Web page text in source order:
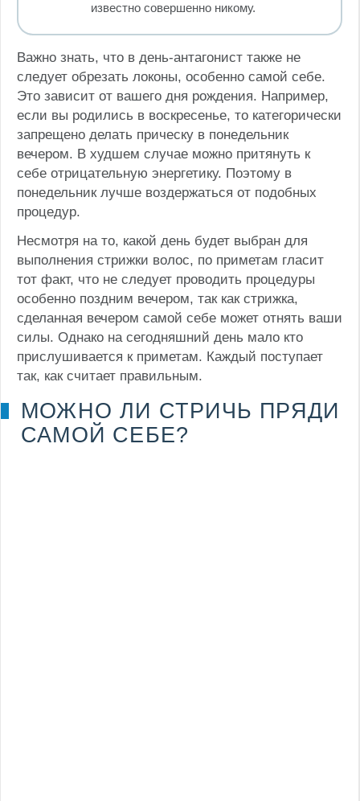
известно совершенно никому.
Важно знать, что в день-антагонист также не
следует обрезать локоны, особенно самой себе.
Это зависит от вашего дня рождения. Например,
если вы родились в воскресенье, то категорически
запрещено делать прическу в понедельник
вечером. В худшем случае можно притянуть к
себе отрицательную энергетику. Поэтому в
понедельник лучше воздержаться от подобных
процедур.
Несмотря на то, какой день будет выбран для
выполнения стрижки волос, по приметам гласит
тот факт, что не следует проводить процедуры
особенно поздним вечером, так как стрижка,
сделанная вечером самой себе может отнять ваши
силы. Однако на сегодняшний день мало кто
прислушивается к приметам. Каждый поступает
так, как считает правильным.
МОЖНО ЛИ СТРИЧЬ ПРЯДИ
САМОЙ СЕБЕ?